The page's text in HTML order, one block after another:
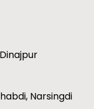
Narsingdi